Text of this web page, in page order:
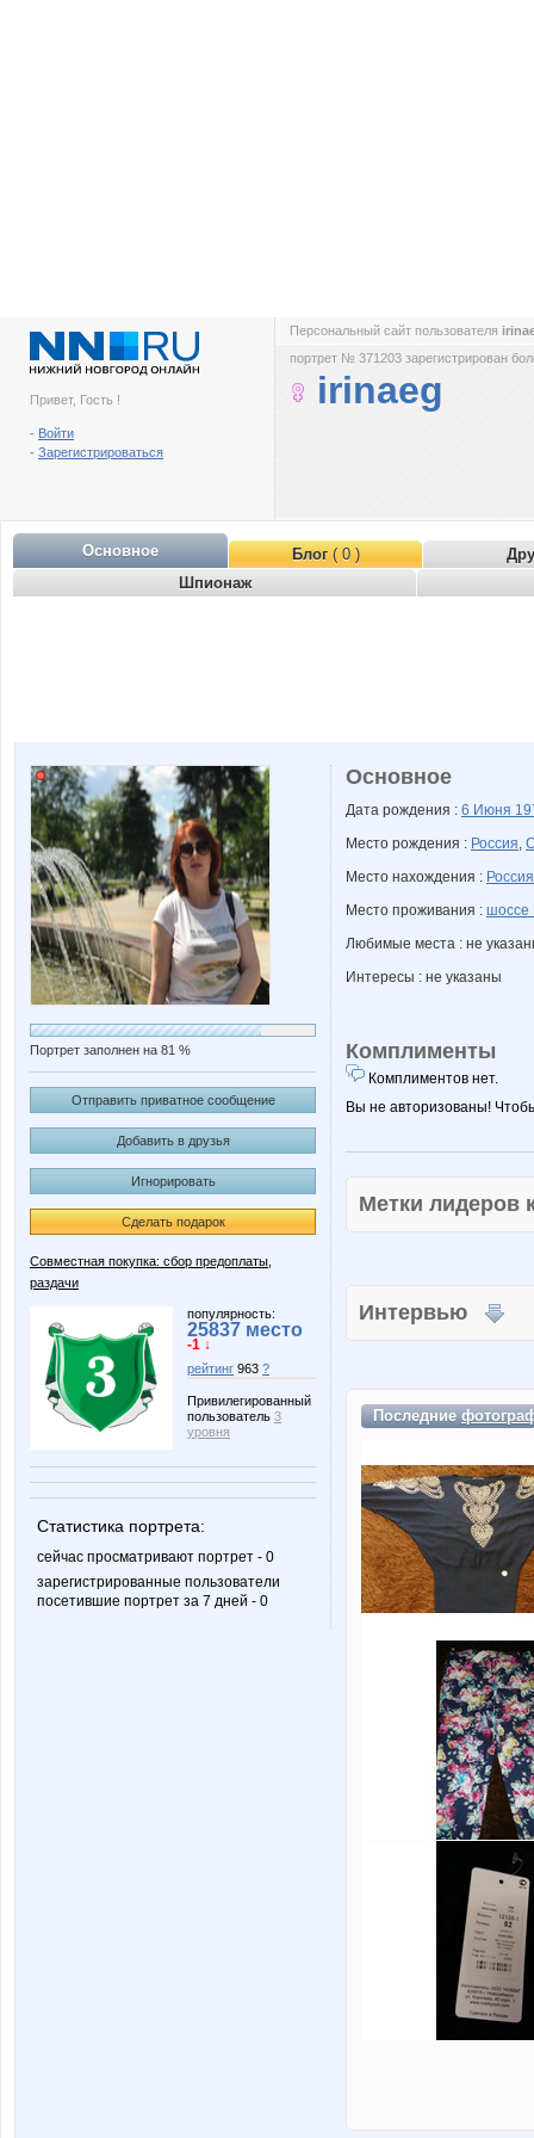
Привет, Гость !
- Войти
- Зарегистрироваться
Персональный сайт пользователя
портрет № 371203 зарегистрирован
irinaeg
Основное Блог( 0 )
Шпионаж
Портрет заполнен на 81 %
Отправить приватное сообщение
Добавить в друзья
Игнорировать
Сделать подарок
Совместная покупка: сбор предоплаты,
раздачи
популярность:
25837 место
-1 ↓
рейтинг 963 ?
Привилегированный
пользователь 3
уровня
Статистика портрета:
сейчас просматривают портрет - 0
зарегистрированные пользователи
посетившие портрет за 7 дней - 0
Основное
Дата рождения : 6 Июня
Место рождения : Россия,
Место нахождения : Россия
Место проживания : шоссе
Любимые места : не
Интересы : не указаны
Комплименты
Комплиментов нет.
Вы не авторизованы!
Метки
Интервью
Последние